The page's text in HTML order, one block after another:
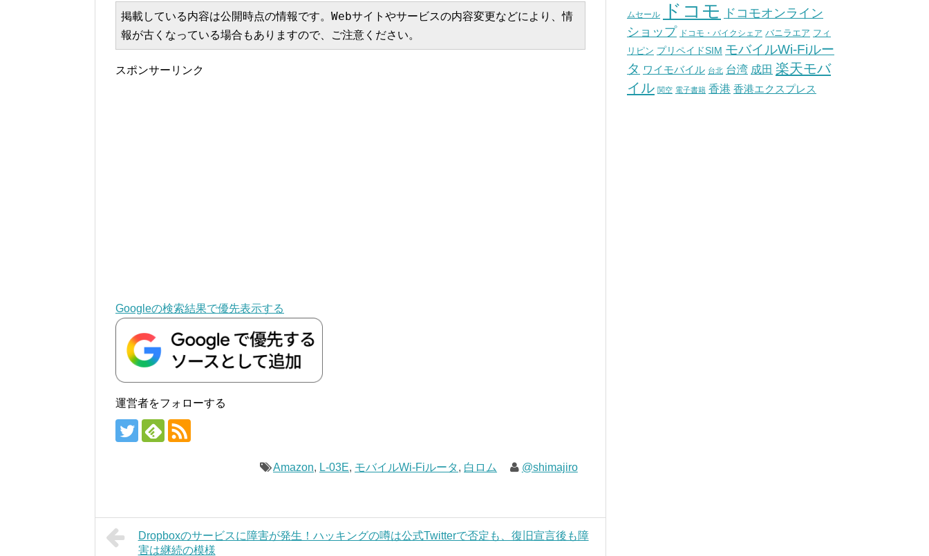
掲載している内容は公開時点の情報です。Webサイトやサービスの内容変更などにより、情
報が古くなっている場合もありますので、ご注意ください。
スポンサーリンク
Googleの検索結果で優先表示する
運営者をフォローする
Amazon, L-03E, モバイルWi-Fiルータ, 白ロム @shimajiro
Dropboxのサービスに障害が発生！ハッキングの噂は公式Twitterで否定も、復旧宣言後も障
害は継続の模様
ムセール ドコモ
ドコモオンライン
ショップ ドコモ・バイクシェア バニラエア フィ
リピン プリペイドSIM モバイルWi-Fiルー
タ ワイモバイル 台北 台湾 成田 楽天モバ
イル 関空 電子書籍 香港 香港エクスプレス